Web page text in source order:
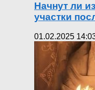
Начнут ли
участки
01.02.2025